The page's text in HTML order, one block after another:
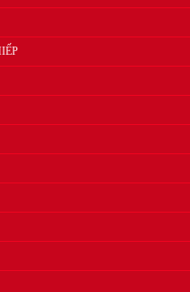
quảng cáo sản phẩm
cáo